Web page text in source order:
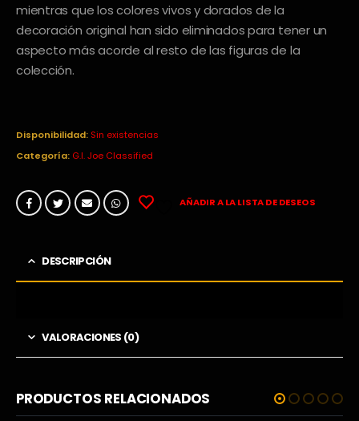
mientras que los colores vivos y dorados de la
decoración original han sido eliminados para tener un
aspecto más acorde al resto de las figuras de la
colección.
Disponibilidad: Sin existencias
Categoría: G.I. Joe Classified
AÑADIR A LA LISTA DE DESEOS
DESCRIPCIÓN
VALORACIONES (0)
PRODUCTOS RELACIONADOS